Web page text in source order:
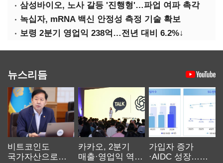
삼성바이오, 노사 갈등 '진행형'…파업 여파 촉각
녹십자, mRNA 백신 안정성 측정 기술 확보
보령 2분기 영업익 238억…전년 대비 6.2%↓
뉴스리듬
비트코인도
국가자산으로…'
카카오, 2분기
매출·영업익 역대
가입자 증가
·AIDC 성장…